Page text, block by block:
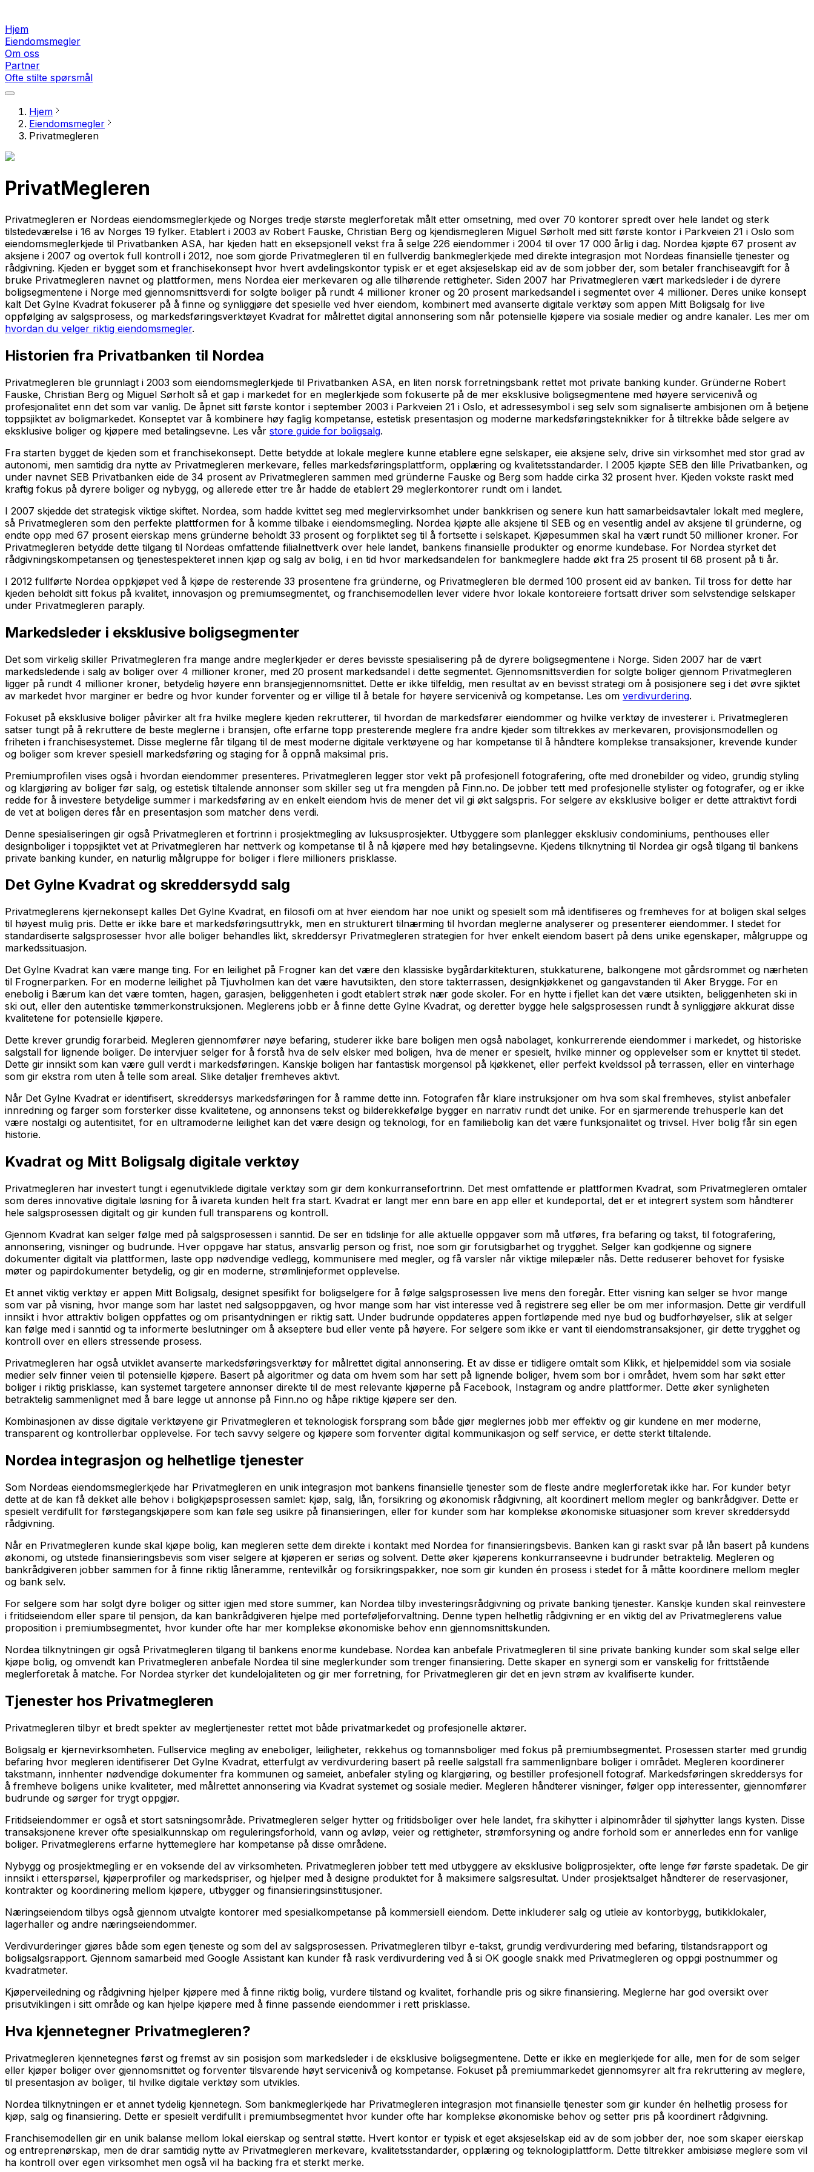
Hjem
Eiendomsmegler
Om oss
Partner
Ofte stilte spørsmål
Hjem
Eiendomsmegler
Privatmegleren
PrivatMegleren
Privatmegleren er Nordeas eiendomsmeglerkjede og Norges tredje største meglerforetak målt etter omsetning, med over 70 kontorer spredt over hele landet og sterk
tilstedeværelse i 16 av Norges 19 fylker. Etablert i 2003 av Robert Fauske, Christian Berg og kjendismegleren Miguel Sørholt med sitt første kontor i Parkveien 21 i Oslo som
eiendomsmeglerkjede til Privatbanken ASA, har kjeden hatt en eksepsjonell vekst fra å selge 226 eiendommer i 2004 til over 17 000 årlig i dag. Nordea kjøpte 67 prosent av
aksjene i 2007 og overtok full kontroll i 2012, noe som gjorde Privatmegleren til en fullverdig bankmeglerkjede med direkte integrasjon mot Nordeas finansielle tjenester og
rådgivning. Kjeden er bygget som et franchisekonsept hvor hvert avdelingskontor typisk er et eget aksjeselskap eid av de som jobber der, som betaler franchiseavgift for å
bruke Privatmegleren navnet og plattformen, mens Nordea eier merkevaren og alle tilhørende rettigheter. Siden 2007 har Privatmegleren vært markedsleder i de dyrere
boligsegmentene i Norge med gjennomsnittsverdi for solgte boliger på rundt 4 millioner kroner og 20 prosent markedsandel i segmentet over 4 millioner. Deres unike konsept
kalt Det Gylne Kvadrat fokuserer på å finne og synliggjøre det spesielle ved hver eiendom, kombinert med avanserte digitale verktøy som appen Mitt Boligsalg for live
oppfølging av salgsprosess, og markedsføringsverktøyet Kvadrat for målrettet digital annonsering som når potensielle kjøpere via sosiale medier og andre kanaler. Les mer om
hvordan du velger riktig eiendomsmegler.
Historien fra Privatbanken til Nordea
Privatmegleren ble grunnlagt i 2003 som eiendomsmeglerkjede til Privatbanken ASA, en liten norsk forretningsbank rettet mot private banking kunder. Gründerne Robert
Fauske, Christian Berg og Miguel Sørholt så et gap i markedet for en meglerkjede som fokuserte på de mer eksklusive boligsegmentene med høyere servicenivå og
profesjonalitet enn det som var vanlig. De åpnet sitt første kontor i september 2003 i Parkveien 21 i Oslo, et adressesymbol i seg selv som signaliserte ambisjonen om å betjene
toppsjiktet av boligmarkedet. Konseptet var å kombinere høy faglig kompetanse, estetisk presentasjon og moderne markedsføringsteknikker for å tiltrekke både selgere av
eksklusive boliger og kjøpere med betalingsevne. Les vår store guide for boligsalg.
Fra starten bygget de kjeden som et franchisekonsept. Dette betydde at lokale meglere kunne etablere egne selskaper, eie aksjene selv, drive sin virksomhet med stor grad av
autonomi, men samtidig dra nytte av Privatmegleren merkevare, felles markedsføringsplattform, opplæring og kvalitetsstandarder. I 2005 kjøpte SEB den lille Privatbanken, og
under navnet SEB Privatbanken eide de 34 prosent av Privatmegleren sammen med gründerne Fauske og Berg som hadde cirka 32 prosent hver. Kjeden vokste raskt med
kraftig fokus på dyrere boliger og nybygg, og allerede etter tre år hadde de etablert 29 meglerkontorer rundt om i landet.
I 2007 skjedde det strategisk viktige skiftet. Nordea, som hadde kvittet seg med meglervirksomhet under bankkrisen og senere kun hatt samarbeidsavtaler lokalt med meglere,
så Privatmegleren som den perfekte plattformen for å komme tilbake i eiendomsmegling. Nordea kjøpte alle aksjene til SEB og en vesentlig andel av aksjene til gründerne, og
endte opp med 67 prosent eierskap mens gründerne beholdt 33 prosent og forpliktet seg til å fortsette i selskapet. Kjøpesummen skal ha vært rundt 50 millioner kroner. For
Privatmegleren betydde dette tilgang til Nordeas omfattende filialnettverk over hele landet, bankens finansielle produkter og enorme kundebase. For Nordea styrket det
rådgivningskompetansen og tjenestespekteret innen kjøp og salg av bolig, i en tid hvor markedsandelen for bankmeglere hadde økt fra 25 prosent til 68 prosent på ti år.
I 2012 fullførte Nordea oppkjøpet ved å kjøpe de resterende 33 prosentene fra gründerne, og Privatmegleren ble dermed 100 prosent eid av banken. Til tross for dette har
kjeden beholdt sitt fokus på kvalitet, innovasjon og premiumsegmentet, og franchisemodellen lever videre hvor lokale kontoreiere fortsatt driver som selvstendige selskaper
under Privatmegleren paraply.
Markedsleder i eksklusive boligsegmenter
Det som virkelig skiller Privatmegleren fra mange andre meglerkjeder er deres bevisste spesialisering på de dyrere boligsegmentene i Norge. Siden 2007 har de vært
markedsledende i salg av boliger over 4 millioner kroner, med 20 prosent markedsandel i dette segmentet. Gjennomsnittsverdien for solgte boliger gjennom Privatmegleren
ligger på rundt 4 millioner kroner, betydelig høyere enn bransjegjennomsnittet. Dette er ikke tilfeldig, men resultat av en bevisst strategi om å posisjonere seg i det øvre sjiktet
av markedet hvor marginer er bedre og hvor kunder forventer og er villige til å betale for høyere servicenivå og kompetanse. Les om verdivurdering.
Fokuset på eksklusive boliger påvirker alt fra hvilke meglere kjeden rekrutterer, til hvordan de markedsfører eiendommer og hvilke verktøy de investerer i. Privatmegleren
satser tungt på å rekruttere de beste meglerne i bransjen, ofte erfarne topp presterende meglere fra andre kjeder som tiltrekkes av merkevaren, provisjonsmodellen og
friheten i franchisesystemet. Disse meglerne får tilgang til de mest moderne digitale verktøyene og har kompetanse til å håndtere komplekse transaksjoner, krevende kunder
og boliger som krever spesiell markedsføring og staging for å oppnå maksimal pris.
Premiumprofilen vises også i hvordan eiendommer presenteres. Privatmegleren legger stor vekt på profesjonell fotografering, ofte med dronebilder og video, grundig styling
og klargjøring av boliger før salg, og estetisk tiltalende annonser som skiller seg ut fra mengden på Finn.no. De jobber tett med profesjonelle stylister og fotografer, og er ikke
redde for å investere betydelige summer i markedsføring av en enkelt eiendom hvis de mener det vil gi økt salgspris. For selgere av eksklusive boliger er dette attraktivt fordi
de vet at boligen deres får en presentasjon som matcher dens verdi.
Denne spesialiseringen gir også Privatmegleren et fortrinn i prosjektmegling av luksusprosjekter. Utbyggere som planlegger eksklusiv condominiums, penthouses eller
designboliger i toppsjiktet vet at Privatmegleren har nettverk og kompetanse til å nå kjøpere med høy betalingsevne. Kjedens tilknytning til Nordea gir også tilgang til bankens
private banking kunder, en naturlig målgruppe for boliger i flere millioners prisklasse.
Det Gylne Kvadrat og skreddersydd salg
Privatmeglerens kjernekonsept kalles Det Gylne Kvadrat, en filosofi om at hver eiendom har noe unikt og spesielt som må identifiseres og fremheves for at boligen skal selges
til høyest mulig pris. Dette er ikke bare et markedsføringsuttrykk, men en strukturert tilnærming til hvordan meglerne analyserer og presenterer eiendommer. I stedet for
standardiserte salgsprosesser hvor alle boliger behandles likt, skreddersyr Privatmegleren strategien for hver enkelt eiendom basert på dens unike egenskaper, målgruppe og
markedssituasjon.
Det Gylne Kvadrat kan være mange ting. For en leilighet på Frogner kan det være den klassiske bygårdarkitekturen, stukkaturene, balkongene mot gårdsrommet og nærheten
til Frognerparken. For en moderne leilighet på Tjuvholmen kan det være havutsikten, den store takterrassen, designkjøkkenet og gangavstanden til Aker Brygge. For en
enebolig i Bærum kan det være tomten, hagen, garasjen, beliggenheten i godt etablert strøk nær gode skoler. For en hytte i fjellet kan det være utsikten, beliggenheten ski in
ski out, eller den autentiske tømmerkonstruksjonen. Meglerens jobb er å finne dette Gylne Kvadrat, og deretter bygge hele salgsprosessen rundt å synliggjøre akkurat disse
kvalitetene for potensielle kjøpere.
Dette krever grundig forarbeid. Megleren gjennomfører nøye befaring, studerer ikke bare boligen men også nabolaget, konkurrerende eiendommer i markedet, og historiske
salgstall for lignende boliger. De intervjuer selger for å forstå hva de selv elsker med boligen, hva de mener er spesielt, hvilke minner og opplevelser som er knyttet til stedet.
Dette gir innsikt som kan være gull verdt i markedsføringen. Kanskje boligen har fantastisk morgensol på kjøkkenet, eller perfekt kveldssol på terrassen, eller en vinterhage
som gir ekstra rom uten å telle som areal. Slike detaljer fremheves aktivt.
Når Det Gylne Kvadrat er identifisert, skreddersys markedsføringen for å ramme dette inn. Fotografen får klare instruksjoner om hva som skal fremheves, stylist anbefaler
innredning og farger som forsterker disse kvalitetene, og annonsens tekst og bilderekkefølge bygger en narrativ rundt det unike. For en sjarmerende trehusperle kan det
være nostalgi og autentisitet, for en ultramoderne leilighet kan det være design og teknologi, for en familiebolig kan det være funksjonalitet og trivsel. Hver bolig får sin egen
historie.
Kvadrat og Mitt Boligsalg digitale verktøy
Privatmegleren har investert tungt i egenutviklede digitale verktøy som gir dem konkurransefortrinn. Det mest omfattende er plattformen Kvadrat, som Privatmegleren omtaler
som deres innovative digitale løsning for å ivareta kunden helt fra start. Kvadrat er langt mer enn bare en app eller et kundeportal, det er et integrert system som håndterer
hele salgsprosessen digitalt og gir kunden full transparens og kontroll.
Gjennom Kvadrat kan selger følge med på salgsprosessen i sanntid. De ser en tidslinje for alle aktuelle oppgaver som må utføres, fra befaring og takst, til fotografering,
annonsering, visninger og budrunde. Hver oppgave har status, ansvarlig person og frist, noe som gir forutsigbarhet og trygghet. Selger kan godkjenne og signere
dokumenter digitalt via plattformen, laste opp nødvendige vedlegg, kommunisere med megler, og få varsler når viktige milepæler nås. Dette reduserer behovet for fysiske
møter og papirdokumenter betydelig, og gir en moderne, strømlinjeformet opplevelse.
Et annet viktig verktøy er appen Mitt Boligsalg, designet spesifikt for boligselgere for å følge salgsprosessen live mens den foregår. Etter visning kan selger se hvor mange
som var på visning, hvor mange som har lastet ned salgsoppgaven, og hvor mange som har vist interesse ved å registrere seg eller be om mer informasjon. Dette gir verdifull
innsikt i hvor attraktiv boligen oppfattes og om prisantydningen er riktig satt. Under budrunde oppdateres appen fortløpende med nye bud og budforhøyelser, slik at selger
kan følge med i sanntid og ta informerte beslutninger om å akseptere bud eller vente på høyere. For selgere som ikke er vant til eiendomstransaksjoner, gir dette trygghet og
kontroll over en ellers stressende prosess.
Privatmegleren har også utviklet avanserte markedsføringsverktøy for målrettet digital annonsering. Et av disse er tidligere omtalt som Klikk, et hjelpemiddel som via sosiale
medier selv finner veien til potensielle kjøpere. Basert på algoritmer og data om hvem som har sett på lignende boliger, hvem som bor i området, hvem som har søkt etter
boliger i riktig prisklasse, kan systemet targetere annonser direkte til de mest relevante kjøperne på Facebook, Instagram og andre plattformer. Dette øker synligheten
betraktelig sammenlignet med å bare legge ut annonse på Finn.no og håpe riktige kjøpere ser den.
Kombinasjonen av disse digitale verktøyene gir Privatmegleren et teknologisk forsprang som både gjør meglernes jobb mer effektiv og gir kundene en mer moderne,
transparent og kontrollerbar opplevelse. For tech savvy selgere og kjøpere som forventer digital kommunikasjon og self service, er dette sterkt tiltalende.
Nordea integrasjon og helhetlige tjenester
Som Nordeas eiendomsmeglerkjede har Privatmegleren en unik integrasjon mot bankens finansielle tjenester som de fleste andre meglerforetak ikke har. For kunder betyr
dette at de kan få dekket alle behov i boligkjøpsprosessen samlet: kjøp, salg, lån, forsikring og økonomisk rådgivning, alt koordinert mellom megler og bankrådgiver. Dette er
spesielt verdifullt for førstegangskjøpere som kan føle seg usikre på finansieringen, eller for kunder som har komplekse økonomiske situasjoner som krever skreddersydd
rådgivning.
Når en Privatmegleren kunde skal kjøpe bolig, kan megleren sette dem direkte i kontakt med Nordea for finansieringsbevis. Banken kan gi raskt svar på lån basert på kundens
økonomi, og utstede finansieringsbevis som viser selgere at kjøperen er seriøs og solvent. Dette øker kjøperens konkurranseevne i budrunder betraktelig. Megleren og
bankrådgiveren jobber sammen for å finne riktig låneramme, rentevilkår og forsikringspakker, noe som gir kunden én prosess i stedet for å måtte koordinere mellom megler
og bank selv.
For selgere som har solgt dyre boliger og sitter igjen med store summer, kan Nordea tilby investeringsrådgivning og private banking tjenester. Kanskje kunden skal reinvestere
i fritidseiendom eller spare til pensjon, da kan bankrådgiveren hjelpe med porteføljeforvaltning. Denne typen helhetlig rådgivning er en viktig del av Privatmeglerens value
proposition i premiumbsegmentet, hvor kunder ofte har mer komplekse økonomiske behov enn gjennomsnittskunden.
Nordea tilknytningen gir også Privatmegleren tilgang til bankens enorme kundebase. Nordea kan anbefale Privatmegleren til sine private banking kunder som skal selge eller
kjøpe bolig, og omvendt kan Privatmegleren anbefale Nordea til sine meglerkunder som trenger finansiering. Dette skaper en synergi som er vanskelig for frittstående
meglerforetak å matche. For Nordea styrker det kundelojaliteten og gir mer forretning, for Privatmegleren gir det en jevn strøm av kvalifiserte kunder.
Tjenester hos Privatmegleren
Privatmegleren tilbyr et bredt spekter av meglertjenester rettet mot både privatmarkedet og profesjonelle aktører.
Boligsalg er kjernevirksomheten. Fullservice megling av eneboliger, leiligheter, rekkehus og tomannsboliger med fokus på premiumbsegmentet. Prosessen starter med grundig
befaring hvor megleren identifiserer Det Gylne Kvadrat, etterfulgt av verdivurdering basert på reelle salgstall fra sammenlignbare boliger i området. Megleren koordinerer
takstmann, innhenter nødvendige dokumenter fra kommunen og sameiet, anbefaler styling og klargjøring, og bestiller profesjonell fotograf. Markedsføringen skreddersys for
å fremheve boligens unike kvaliteter, med målrettet annonsering via Kvadrat systemet og sosiale medier. Megleren håndterer visninger, følger opp interessenter, gjennomfører
budrunde og sørger for trygt oppgjør.
Fritidseiendommer er også et stort satsningsområde. Privatmegleren selger hytter og fritidsboliger over hele landet, fra skihytter i alpinområder til sjøhytter langs kysten. Disse
transaksjonene krever ofte spesialkunnskap om reguleringsforhold, vann og avløp, veier og rettigheter, strømforsyning og andre forhold som er annerledes enn for vanlige
boliger. Privatmeglerens erfarne hyttemeglere har kompetanse på disse områdene.
Nybygg og prosjektmegling er en voksende del av virksomheten. Privatmegleren jobber tett med utbyggere av eksklusive boligprosjekter, ofte lenge før første spadetak. De gir
innsikt i etterspørsel, kjøperprofiler og markedspriser, og hjelper med å designe produktet for å maksimere salgsresultat. Under prosjektsalget håndterer de reservasjoner,
kontrakter og koordinering mellom kjøpere, utbygger og finansieringsinstitusjoner.
Næringseiendom tilbys også gjennom utvalgte kontorer med spesialkompetanse på kommersiell eiendom. Dette inkluderer salg og utleie av kontorbygg, butikklokaler,
lagerhaller og andre næringseiendommer.
Verdivurderinger gjøres både som egen tjeneste og som del av salgsprosessen. Privatmegleren tilbyr e-takst, grundig verdivurdering med befaring, tilstandsrapport og
boligsalgsrapport. Gjennom samarbeid med Google Assistant kan kunder få rask verdivurdering ved å si OK google snakk med Privatmegleren og oppgi postnummer og
kvadratmeter.
Kjøperveiledning og rådgivning hjelper kjøpere med å finne riktig bolig, vurdere tilstand og kvalitet, forhandle pris og sikre finansiering. Meglerne har god oversikt over
prisutviklingen i sitt område og kan hjelpe kjøpere med å finne passende eiendommer i rett prisklasse.
Hva kjennetegner Privatmegleren?
Privatmegleren kjennetegnes først og fremst av sin posisjon som markedsleder i de eksklusive boligsegmentene. Dette er ikke en meglerkjede for alle, men for de som selger
eller kjøper boliger over gjennomsnittet og forventer tilsvarende høyt servicenivå og kompetanse. Fokuset på premiummarkedet gjennomsyrer alt fra rekruttering av meglere,
til presentasjon av boliger, til hvilke digitale verktøy som utvikles.
Nordea tilknytningen er et annet tydelig kjennetegn. Som bankmeglerkjede har Privatmegleren integrasjon mot finansielle tjenester som gir kunder én helhetlig prosess for
kjøp, salg og finansiering. Dette er spesielt verdifullt i premiumbsegmentet hvor kunder ofte har komplekse økonomiske behov og setter pris på koordinert rådgivning.
Franchisemodellen gir en unik balanse mellom lokal eierskap og sentral støtte. Hvert kontor er typisk et eget aksjeselskap eid av de som jobber der, noe som skaper eierskap
og entreprenørskap, men de drar samtidig nytte av Privatmegleren merkevare, kvalitetsstandarder, opplæring og teknologiplattform. Dette tiltrekker ambisiøse meglere som vil
ha kontroll over egen virksomhet men også vil ha backing fra et sterkt merke.